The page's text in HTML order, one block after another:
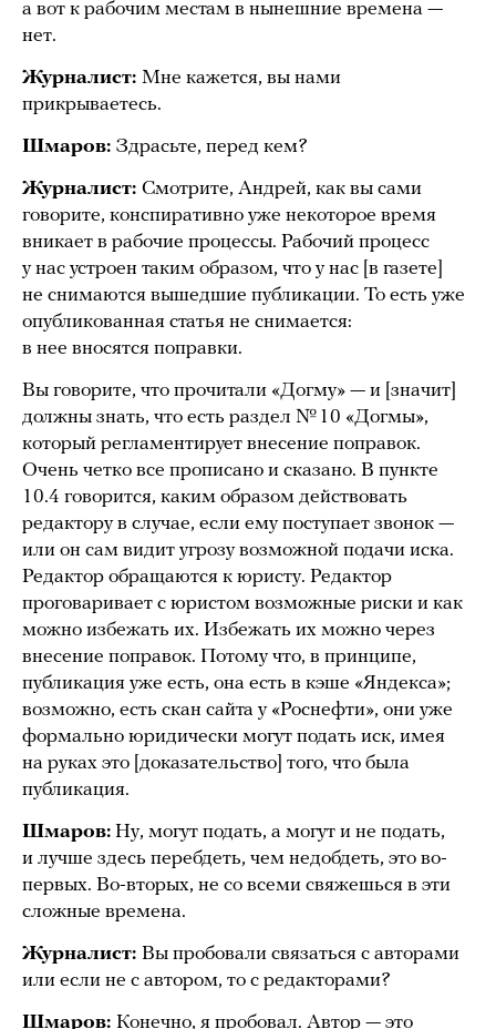
а вот к рабочим местам в нынешние времена —
нет.
Журналист: Мне кажется, вы нами
прикрываетесь.
Шмаров: Здрасьте, перед кем?
Журналист: Смотрите, Андрей, как вы сами
говорите, конспиративно уже некоторое время
вникает в рабочие процессы. Рабочий процесс
у нас устроен таким образом, что у нас [в газете]
не снимаются вышедшие публикации. То есть уже
опубликованная статья не снимается:
в нее вносятся поправки.
Вы говорите, что прочитали «Догму» — и [значит]
должны знать, что есть раздел № 10 «Догмы»,
который регламентирует внесение поправок.
Очень четко все прописано и сказано. В пункте
10.4 говорится, каким образом действовать
редактору в случае, если ему поступает звонок —
или он сам видит угрозу возможной подачи иска.
Редактор обращаются к юристу. Редактор
проговаривает с юристом возможные риски и как
можно избежать их. Избежать их можно через
внесение поправок. Потому что, в принципе,
публикация уже есть, она есть в кэше «Яндекса»;
возможно, есть скан сайта у «Роснефти», они уже
формально юридически могут подать иск, имея
на руках это [доказательство] того, что была
публикация.
Шмаров: Ну, могут подать, а могут и не подать,
и лучше здесь перебдеть, чем недобдеть, это во-
первых. Во-вторых, не со всеми свяжешься в эти
сложные времена.
Журналист: Вы пробовали связаться с авторами
или если не с автором, то с редакторами?
Шмаров: Конечно, я пробовал. Автор — это